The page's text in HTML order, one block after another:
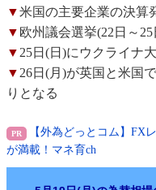
▼米国の主要企業の決算
▼ 欧州議会選挙(22日～
▼25日(日)にウクライナ
▼26日(月)が英国と米国
りとなる
【外為どっとコム】FX
が満載！マネ育ch